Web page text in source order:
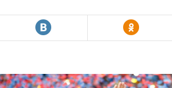
R Y